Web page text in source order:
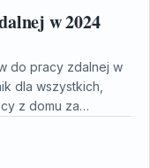
w 2024
do pracy zdalnej w
dla wszystkich,
z domu za…